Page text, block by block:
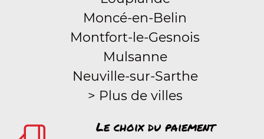
Moncé-en-Belin
Montfort-le-Gesnois
Mulsanne
Neuville-sur-Sarthe
> Plus de villes
Le choix du paiement